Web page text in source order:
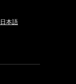
日本語